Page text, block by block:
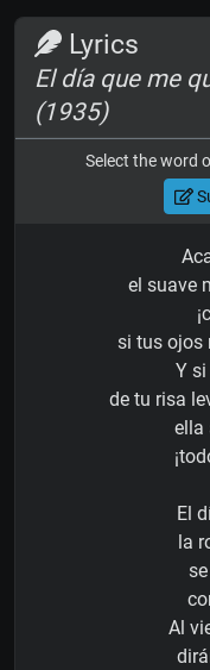
Lyrics
El día que me
(1935)
Select the word
el suave
si tus ojos
Y
de tu risa
ella
El
la
Al